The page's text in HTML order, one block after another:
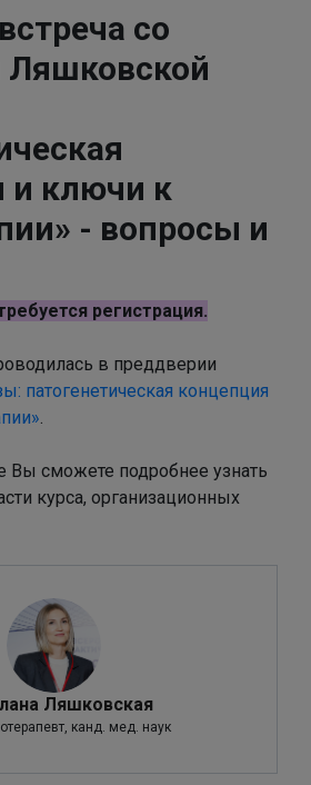
со
Ляшковской
и ключи к
- вопросы и
регистрация.
в преддверии
патогенетическая концепция
.
Вы сможете подробнее узнать
курса, организационных
Ляшковская
канд. мед. наук